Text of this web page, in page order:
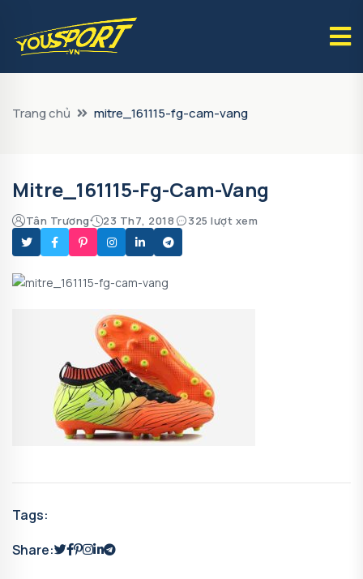
Trang chủ mitre_161115-fg-cam-vang
Mitre_161115-Fg-Cam-Vang
Tân Trương 23 Th7, 2018 325 lượt xem
Tags:
Share: